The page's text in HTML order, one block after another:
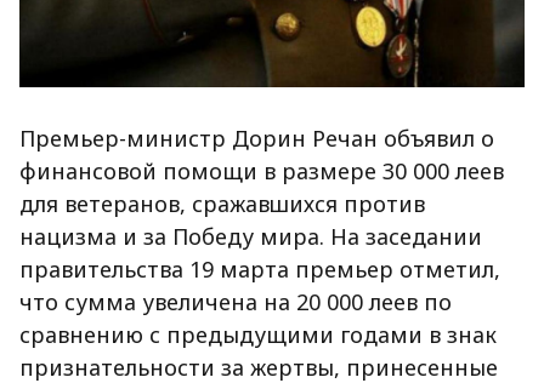
Премьер-министр Дорин Речан объявил о
финансовой помощи в размере 30 000 леев
для ветеранов, сражавшихся против
нацизма и за Победу мира. На заседании
правительства 19 марта премьер отметил,
что сумма увеличена на 20 000 леев по
сравнению с предыдущими годами в знак
признательности за жертвы, принесенные